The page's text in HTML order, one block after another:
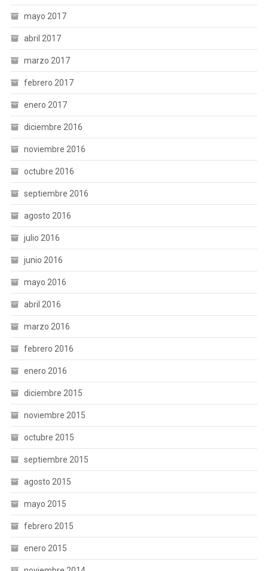
mayo 2017
abril 2017
marzo 2017
febrero 2017
enero 2017
diciembre 2016
noviembre 2016
octubre 2016
septiembre 2016
agosto 2016
julio 2016
junio 2016
mayo 2016
abril 2016
marzo 2016
febrero 2016
enero 2016
diciembre 2015
noviembre 2015
octubre 2015
septiembre 2015
agosto 2015
mayo 2015
febrero 2015
enero 2015